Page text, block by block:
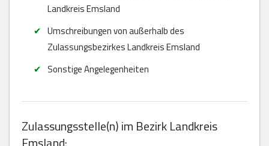
Landkreis Emsland
Umschreibungen von außerhalb des
Zulassungsbezirkes Landkreis Emsland
Sonstige Angelegenheiten
Zulassungsstelle(n) im Bezirk Landkreis